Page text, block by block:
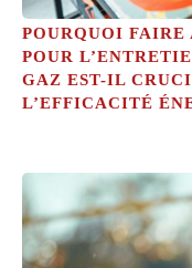
POURQUOI FAIRE
POUR
GAZ EST-IL
L’EFFICACITÉ